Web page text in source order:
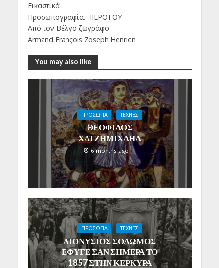
Εικαστικά
Προσωπογραφία. ΠΙΕΡΟΤΟΥ
Από τον Βέλγο ζωγράφο
Αrmand François Zoseph Henrion
You may also like
ΠΡΟΣΩΠΑ ΤΕΧΝΕΣ
ΘΕΟΦΙΛΟΣ
ΧΑΤΖΗΜΙΧΑΗΛ
6 months ago
ΠΡΟΣΩΠΑ ΤΕΧΝΕΣ
ΔΙΟΝΥΣΙΟΣ ΣΟΛΩΜΟΣ
ΕΦΥΓΕ ΣΑΝ ΣΗΜΕΡΑ ΤΟ
1857 ΣΤΗΝ ΚΕΡΚΥΡΑ